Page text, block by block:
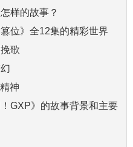
样的故事？
位》全12集的精彩世界
歌
神
GXP》的故事背景和主要